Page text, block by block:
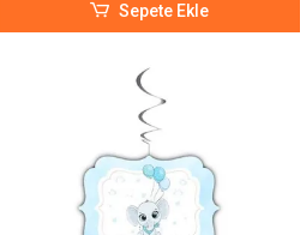
Sepete Ekle